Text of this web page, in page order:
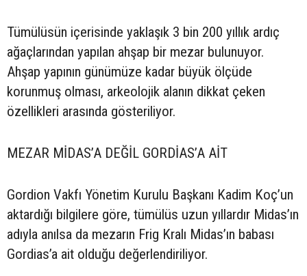
Tümülüsün içerisinde yaklaşık 3 bin 200 yıllık ardıç
ağaçlarından yapılan ahşap bir mezar bulunuyor.
Ahşap yapının günümüze kadar büyük ölçüde
korunmuş olması, arkeolojik alanın dikkat çeken
özellikleri arasında gösteriliyor.
MEZAR MİDAS’A DEĞİL GORDİAS’A AİT
Gordion Vakfı Yönetim Kurulu Başkanı Kadim Koç’un
aktardığı bilgilere göre, tümülüs uzun yıllardır Midas’ın
adıyla anılsa da mezarın Frig Kralı Midas’ın babası
Gordias’a ait olduğu değerlendiriliyor.